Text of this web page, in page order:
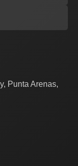
Punta Arenas,